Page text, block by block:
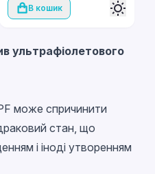
В кошик
ультрафіолетового
може спричинити
стан, що
і іноді утворенням